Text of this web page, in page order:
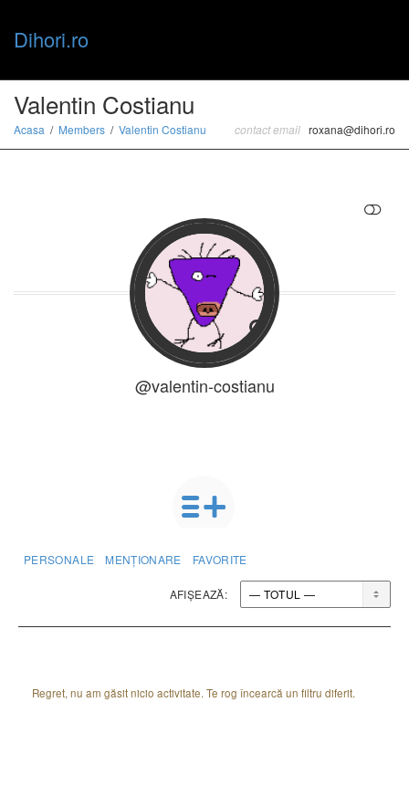
Dihori.ro
Valentin Costianu
Acasa Members Valentin Costianu contact email roxana@dihori.ro
@valentin-costianu
PERSONALE MENȚIONARE FAVORITE
AFIȘEAZĂ:
Regret, nu am găsit nicio activitate. Te rog încearcă un filtru diferit.